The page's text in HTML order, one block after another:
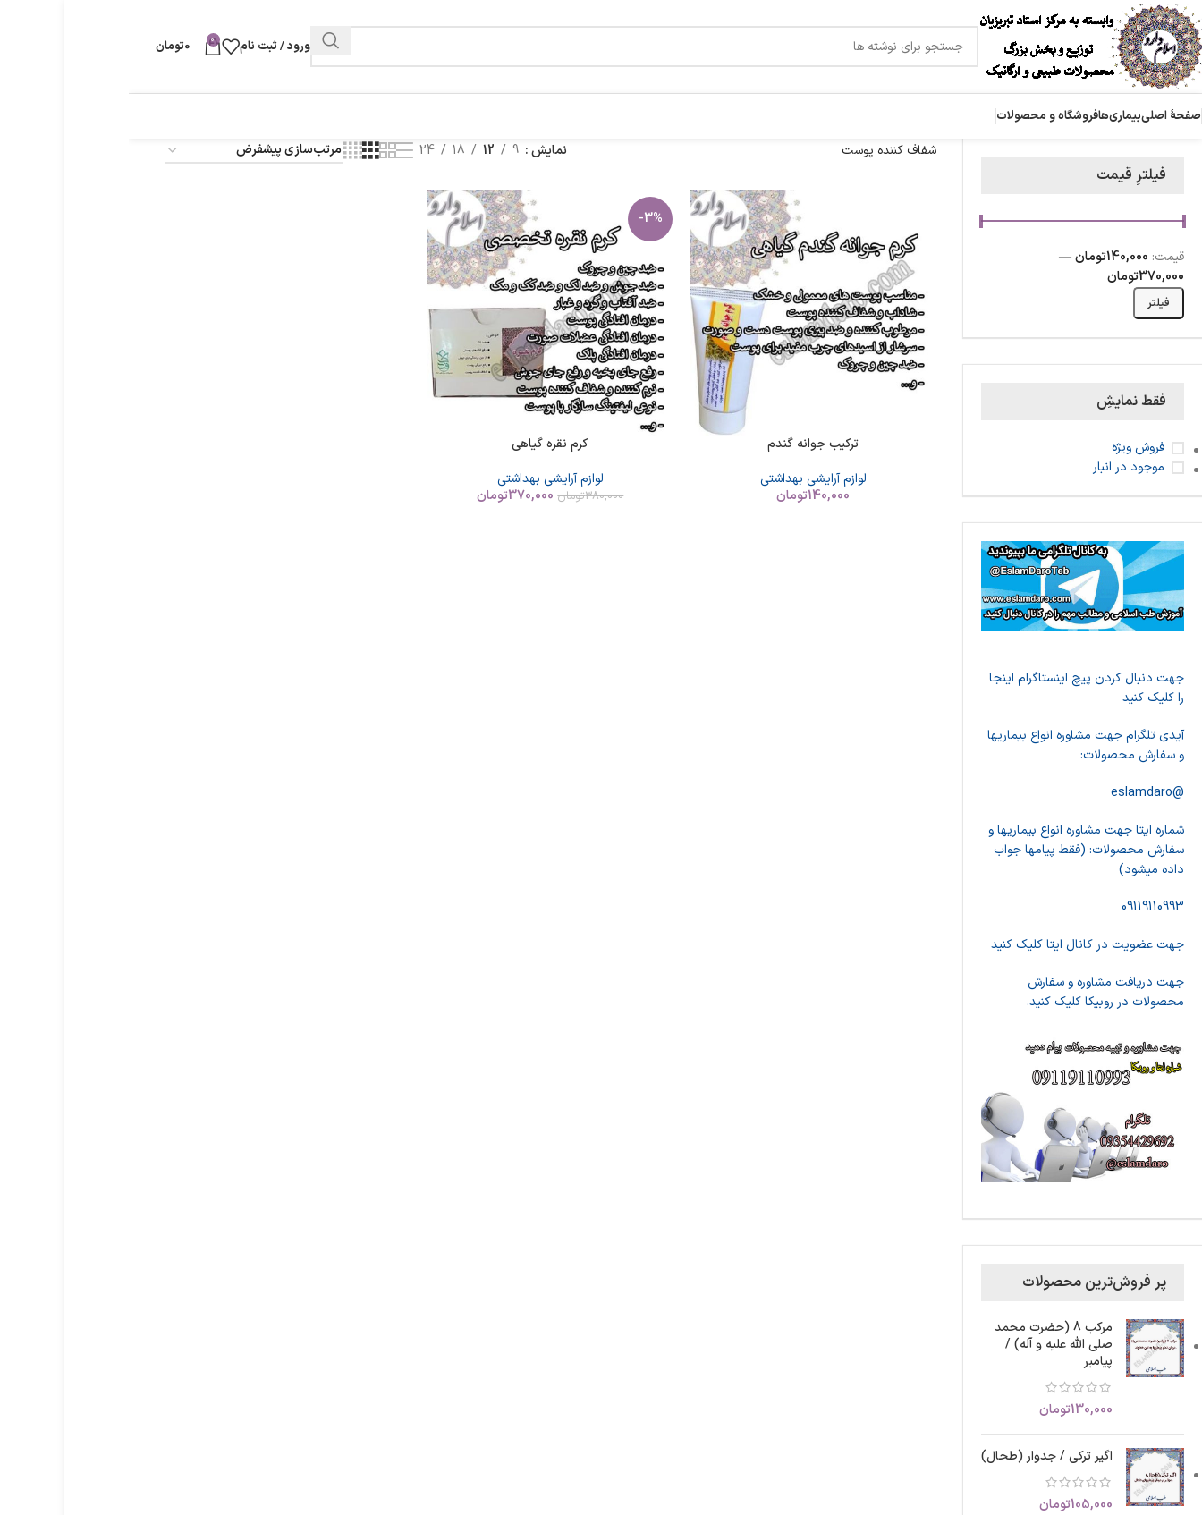
ورود / ثبت نام 0
0تومان
صفحۀ اصلیبیماری‌هافروشگاه و محصولات
فیلترِ قیمت
فیلتر
قیمت: 140,000تومان
—
370,000تومان
فقط نمایشِ
فروش ویژه
موجود در انبار
جهت دنبال کردن پیچ اینستاگرام اینجا
را کلیک کنید
آیدی تلگرام جهت مشاوره انواع بیماریها
و سفارش محصولات:
@eslamdaro
شماره ایتا جهت مشاوره انواع بیماریها و
سفارش محصولات: (فقط پیامها جواب
داده میشود)
09119110993
جهت عضویت در کانال ایتا کلیک کنید
جهت دریافت مشاوره و سفارش
محصولات در روبیکا کلیک کنید.
پر فروش‌ترین محصولات
مرکب 8 (حضرت محمد
صلی الله علیه و آله) /
پیامبر
130,000تومان
اگیر ترکی / جدوار (طحال)
105,000تومان
شفاف کننده پوست نمایش 9
12
18
24
ترکیب جوانه گندم
لوازم آرایشی بهداشتی
140,000تومان
-3%
کرم نقره گیاهی
لوازم آرایشی بهداشتی
380,000تومان 370,000تومان